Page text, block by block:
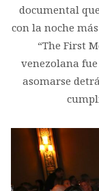
documental
con la noche
“The First
venezolana
asomarse